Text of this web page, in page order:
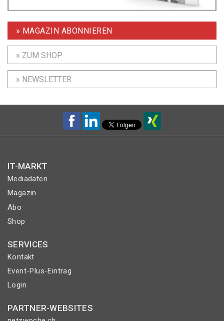
» MAGAZIN ABONNIEREN
» ZUM SHOP
» NEWSLETTER
IT-MARKT
Mediadaten
Magazin
Abo
Shop
SERVICES
Kontakt
Event-Plus-Eintrag
Login
PARTNER-WEBSITES